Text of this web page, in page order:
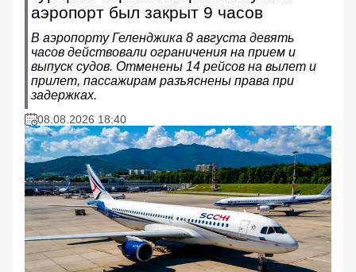
аэропорт был закрыт 9 часов
В аэропорту Геленджика 8 августа девять
часов действовали ограничения на прием и
выпуск судов. Отменены 14 рейсов на вылет и
прилет, пассажирам разъяснены права при
задержках.
08.08.2026 18:40